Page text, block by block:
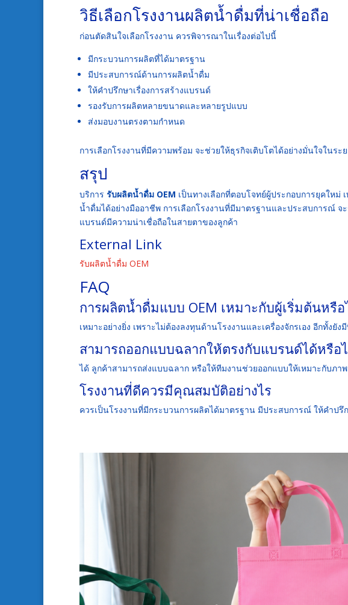
วิธีเลือกโรงงานผลิตน้ำดื่มที่น่าเชื่อถือ
ก่อนตัดสินใจเลือกโรงงาน ควรพิจารณาในเรื่องต่อไปนี้
มีกระบวนการผลิตที่ได้มาตรฐาน
มีประสบการณ์ด้านการผลิตน้ำดื่ม
ให้คำปรึกษาเรื่องการสร้างแบรนด์
รองรับการผลิตหลายขนาดและหลายรูปแบบ
ส่งมอบงานตรงตามกำหนด
การเลือกโรงงานที่มีความพร้อม จะช่วยให้ธุรกิจเติบโตได้อย่างมั่นใจในระ
สรุป
บริการ รับผลิตน้ำดื่ม OEM เป็นทางเลือกที่ตอบโจทย์ผู้ประกอบการยุคให
น้ำดื่มได้อย่างมืออาชีพ การเลือกโรงงานที่มีมาตรฐานและประสบการณ์
แบรนด์มีความน่าเชื่อถือในสายตาของลูกค้า
External Link
รับผลิตน้ำดื่ม OEM
FAQ
การผลิตน้ำดื่มแบบ OEM เหมาะกับผู้เริ่มต้นหรือ
เหมาะอย่างยิ่ง เพราะไม่ต้องลงทุนด้านโรงงานและเครื่องจักรเอง อีกทั้ง
สามารถออกแบบฉลากให้ตรงกับแบรนด์ได้หรือ
ได้ ลูกค้าสามารถส่งแบบฉลาก หรือให้ทีมงานช่วยออกแบบให้เหมาะกับภ
โรงงานที่ดีควรมีคุณสมบัติอย่างไร
ควรเป็นโรงงานที่มีกระบวนการผลิตได้มาตรฐาน มีประสบการณ์ ให้คำป